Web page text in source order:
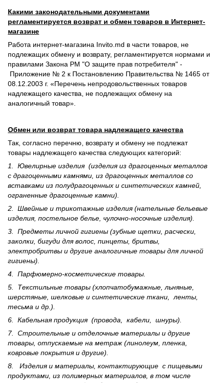
Какими законодательными документами
регламентируется возврат и обмен товаров в Интернет-
магазине
Работа интернет-магазина Invito.md в части товаров, не
подлежащих обмену и возврату, регламентируется нормами и
правилами Закона РМ "О защите прав потребителя" -
Приложение № 2 к Постановлению Правительства № 1465 от
08.12.2003 г. «Перечень непродовольственных товаров
надлежащего качества, не подлежащих обмену на
аналогичный товар».
Обмен или возврат товара надлежащего качества
Так, согласно перечню, возврату и обмену не подлежат
товары надлежащего качества следующих категорий:
1. Ювелирные изделия (изделия из драгоценных металлов
с драгоценными камнями, из драгоценных металлов со
вставками из полудрагоценных и синте­тических камней,
ограненные драгоценные камни).
2. Швейные и трикотажные изделия (нательные бельевые
изделия, постельное белье, чулочно-носочные изделия).
3. Предметы личной гигиены (зубные щетки, расчески,
заколки, бигуди для волос, пинцеты, бритвы,
электробритвы и другие аналогичные товары для личной
гигиены).
4. Парфюмерно-косметические товары.
5. Текстильные товары (хлопчатобумажные, льняные,
шерс­тя­ные, шелковые и синтетические ткани, ленты,
тесьма и др.).
6. Кабельная продукция (провода, кабели, шнуры).
7. Строительные и отделочные материалы и другие
товары, отпускаемые на метраж (линолеум, пленка,
ковровые покрытия и другие).
8. Изделия и материалы, контактирующие с пищевыми
продуктами, из полимерных материалов, в том числе